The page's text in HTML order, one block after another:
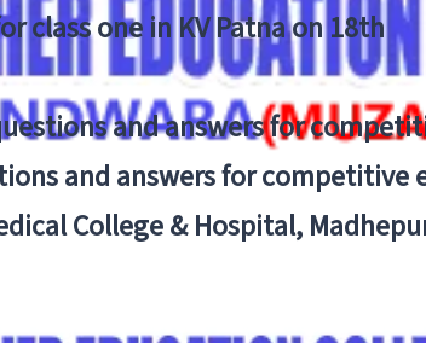
class one in KV Patna on 18th
and answers for
and answers for competitive
College & Hospital,